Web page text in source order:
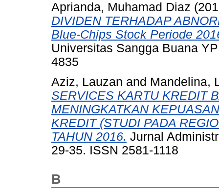
Aprianda, Muhamad Diaz
DIVIDEN TERHADAP
Blue-Chips Stock Periode
Universitas Sangga Buana
4835
Aziz, Lauzan and Mandelina,
SERVICES KARTU KREDIT
MENINGKATKAN
KREDIT (STUDI PADA
TAHUN 2016. Jurnal
29-35. ISSN 2581-1118
B